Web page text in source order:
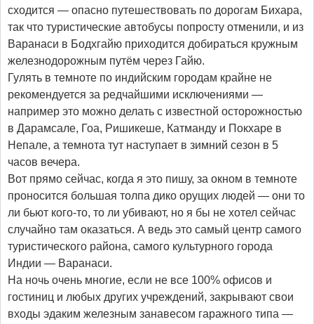
сходится — опасно путешествовать по дорогам Бихара,
так что туристические автобусы попросту отменили, и из
Варанаси в Бодхгайю приходится добираться кружным
железнодорожным путём через Гайю.
Гулять в темноте по индийским городам крайне не
рекомендуется за редчайшими исключениями —
например это можно делать с известной осторожностью
в Дарамсале, Гоа, Ришикеше, Катманду и Покхаре в
Непале, а темнота тут наступает в зимний сезон в 5
часов вечера.
Вот прямо сейчас, когда я это пишу, за окном в темноте
проносится большая толпа дико орущих людей — они то
ли бьют кого-то, то ли убивают, но я бы не хотел сейчас
случайно там оказаться. А ведь это самый центр самого
туристического района, самого культурного города
Индии — Варанаси.
На ночь очень многие, если не все 100% офисов и
гостиниц и любых других учреждений, закрывают свои
входы эдаким железным занавесом гаражного типа —